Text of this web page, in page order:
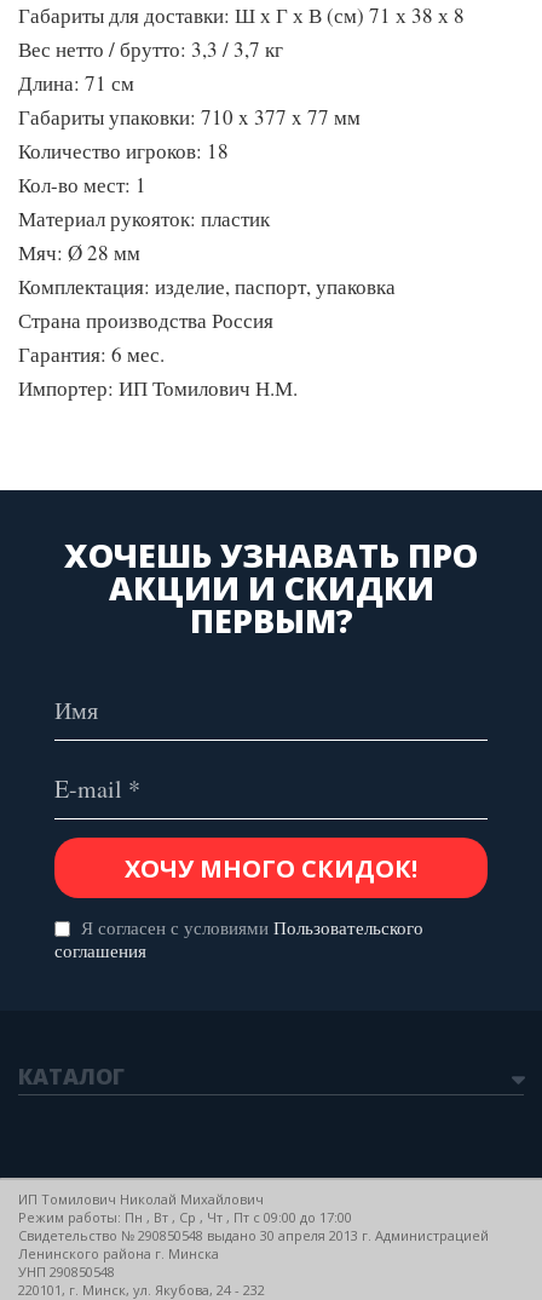
Габариты для доставки: Ш х Г х В (см) 71 х 38 х 8
Вес нетто / брутто: 3,3 / 3,7 кг
Длина: 71 см
Габариты упаковки: 710 x 377 x 77 мм
Количество игроков: 18
Кол-во мест: 1
Материал рукояток: пластик
Мяч: Ø 28 мм
Комплектация: изделие, паспорт, упаковка
Страна производства Россия
Гарантия: 6 мес.
Импортер: ИП Томилович Н.М.
ХОЧЕШЬ УЗНАВАТЬ ПРО
АКЦИИ И СКИДКИ
ПЕРВЫМ?
Я согласен с условиями Пользовательского
соглашения
КАТАЛОГ
ИП Томилович Николай Михайлович
Режим работы: Пн , Вт , Ср , Чт , Пт c 09:00 до 17:00
Свидетельство № 290850548 выдано 30 апреля 2013 г. Администрацией
Ленинского района г. Минска
УНП 290850548
220101, г. Минск, ул. Якубова, 24 - 232